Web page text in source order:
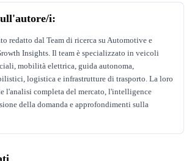
i:
redatto dal Team di ricerca su Automotive e
Insights. Il team è specializzato in veicoli
mobilità elettrica, guida autonoma,
logistica e infrastrutture di trasporto. La loro
l'analisi completa del mercato, l'intelligence
della domanda e approfondimenti sulla